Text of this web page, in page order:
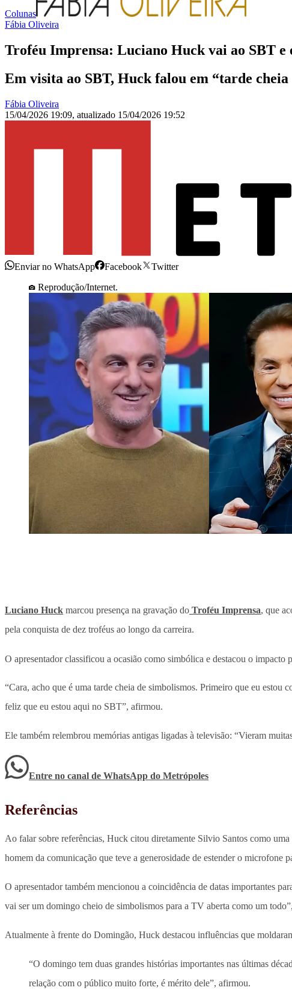
Colunas
Fábia Oliveira
Troféu Imprensa: Luciano Huck vai ao SBT e
Em visita ao SBT, Huck falou em “tarde cheia
Fábia Oliveira
15/04/2026 19:09, atualizado 15/04/2026 19:52
Enviar no WhatsApp Facebook
Twitter
Reprodução/Internet.
Luciano Huck marcou presença na gravação do Troféu Imprensa, que
pela conquista de dez troféus ao longo da carreira.
O apresentador classificou a ocasião como simbólica e destacou o impacto
“Cara, acho que é uma tarde cheia de simbolismos. Primeiro que eu
feliz que eu estou aqui no SBT”, afirmou.
Ele também relembrou memórias antigas ligadas à televisão: “Vieram
Entre no canal de WhatsApp do Metrópoles
Referências
Ao falar sobre referências, Huck citou diretamente Silvio Santos como
homem da comunicação que teve a generosidade de estender o microfone
O apresentador também mencionou a coincidência de datas importantes
vai ser um domingo cheio de simbolismos para a TV aberta como um
Atualmente à frente do Domingão, Huck destacou influências que
“O domingo tem duas grandes histórias importantes nas últimas
relação com o público muito forte, é mérito dele”, afirmou.